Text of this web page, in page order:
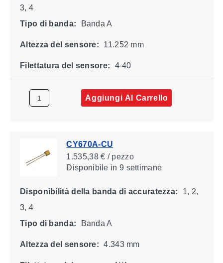
3, 4
Tipo di banda:
Banda A
Altezza del sensore: 11.252 mm
Filettatura del sensore: 4-40
Aggiungi Al Carrello
CY670A-CU
1.535,38 € / pezzo
Disponibile in 9 settimane
Disponibilità della banda di accuratezza:
1, 2,
3, 4
Tipo di banda:
Banda A
Altezza del sensore: 4.343 mm